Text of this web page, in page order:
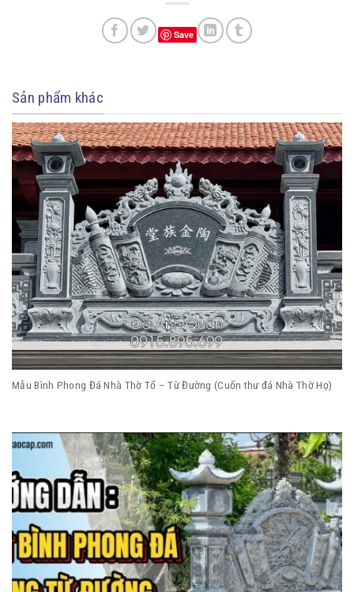
Save
Sản phẩm khác
Mẫu Bình Phong Đá Nhà Thờ Tổ – Từ Đường (Cuốn thư đá Nhà Thờ Họ)